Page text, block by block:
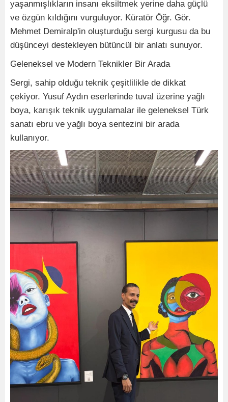
yaşanmışlıkların insanı eksiltmek yerine daha güçlü
ve özgün kıldığını vurguluyor. Küratör Öğr. Gör.
Mehmet Demiralp'in oluşturduğu sergi kurgusu da bu
düşünceyi destekleyen bütüncül bir anlatı sunuyor.
Geleneksel ve Modern Teknikler Bir Arada
Sergi, sahip olduğu teknik çeşitlilikle de dikkat
çekiyor. Yusuf Aydın eserlerinde tuval üzerine yağlı
boya, karışık teknik uygulamalar ile geleneksel Türk
sanatı ebru ve yağlı boya sentezini bir arada
kullanıyor.